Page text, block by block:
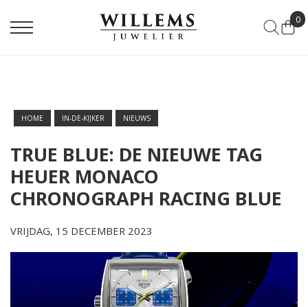
0
HOME IN-DE-KIJKER NIEUWS
TRUE BLUE: DE NIEUWE TAG
HEUER MONACO
CHRONOGRAPH RACING BLUE
VRIJDAG, 15 DECEMBER 2023